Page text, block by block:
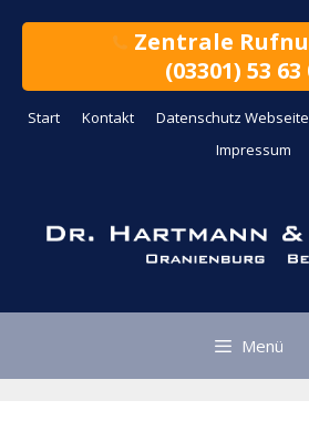
Zentrale
(03301) 53 63
Start Kontakt Datenschutz Webseite
Impressum
Menü